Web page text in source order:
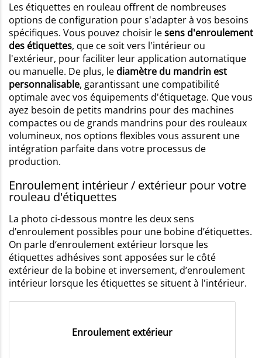
Les étiquettes en rouleau offrent de nombreuses
options de configuration pour s'adapter à vos besoins
spécifiques. Vous pouvez choisir lesens d'enroulement
des étiquettes, que ce soit vers l'intérieur ou
l'extérieur, pour faciliter leur application automatique
ou manuelle. De plus, le diamètre du mandrin est
personnalisable, garantissant une compatibilité
optimale avec vos équipements d'étiquetage. Que vous
ayez besoin de petits mandrins pour des machines
compactes ou de grands mandrins pour des rouleaux
volumineux, nos options flexibles vous assurent une
intégration parfaite dans votre processus de
production.
Enroulement intérieur / extérieur pour votre
rouleau d'étiquettes
La photo ci-dessous montre les deux sens
d’enroulement possibles pour une bobine d’étiquettes.
On parle d‘enroulement extérieur lorsque les
étiquettes adhésives sont apposées sur le côté
extérieur de la bobine et inversement, d’enroulement
intérieur lorsque les étiquettes se situent à l'intérieur.
Enroulement extérieur